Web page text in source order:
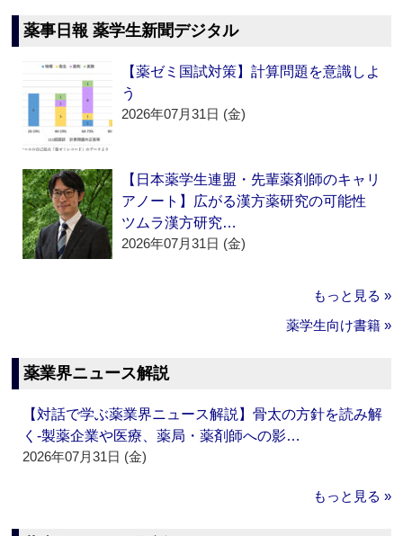
薬事日報 薬学生新聞デジタル
【薬ゼミ国試対策】計算問題を意識しよ
う
2026年07月31日 (金)
【日本薬学生連盟・先輩薬剤師のキャリ
アノート】広がる漢方薬研究の可能性
ツムラ漢方研究…
2026年07月31日 (金)
もっと見る »
薬学生向け書籍 »
薬業界ニュース解説
【対話で学ぶ薬業界ニュース解説】骨太の方針を読み解
く‐製薬企業や医療、薬局・薬剤師への影…
2026年07月31日 (金)
もっと見る »